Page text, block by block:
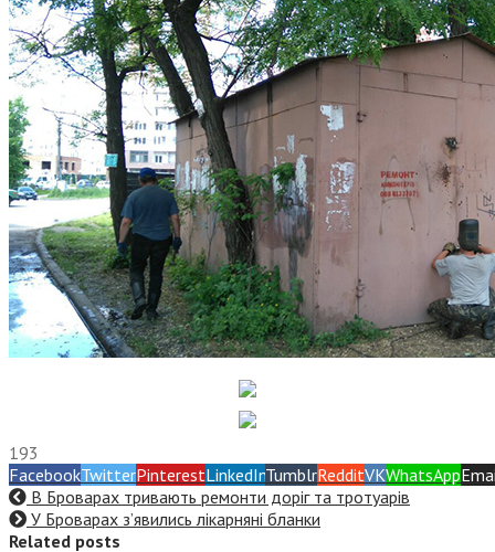
193
FacebookTwitterPinterestLinkedInTumblrRedditVKWhatsApp
В Броварах тривають ремонти доріг та тротуарів
У Броварах з’явились лікарняні бланки
Related posts